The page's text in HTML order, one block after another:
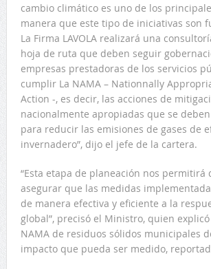
cambio climático es uno de los
manera que este tipo de iniciativas son
La Firma LAVOLA realizará una
hoja de ruta que deben seguir
empresas prestadoras de los servicios
cumplir La NAMA – Nationnally
Action -, es decir, las acciones de
nacionalmente apropiadas que se
para reducir las emisiones de gases de
invernadero”, dijo el jefe de la cartera.
“Esta etapa de planeación nos permitirá
asegurar que las medidas
de manera efectiva y eficiente a la
global”, precisó el Ministro, quien
NAMA de residuos sólidos municipales
impacto que pueda ser medido,